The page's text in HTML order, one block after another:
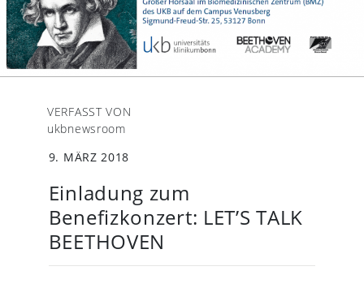
VERFASST VON
ukbnewsroom
9. MÄRZ 2018
Einladung zum
Benefizkonzert: LET’S TALK
BEETHOVEN